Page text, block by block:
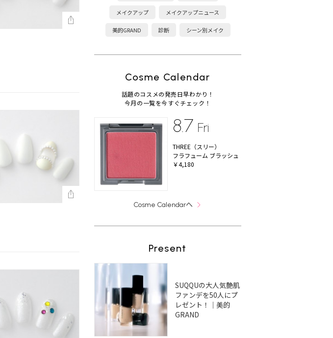
メイクアップ メイクアップニュース
美的GRAND 診断 シーン別メイク
Cosme Calendar
話題のコスメの発売日早わかり！
今月の一覧を今すぐチェック！
8.7 Fri
THREE（スリー）
フラフューム ブラッシュ
￥4,180
Cosme Calendarへ
Present
SUQQUの大人気艶肌
ファンデを50人にプ
レゼント！｜美的
GRAND